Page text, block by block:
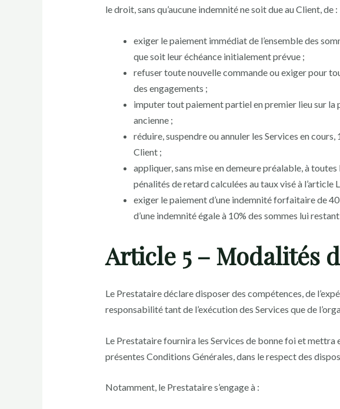
le droit, sans qu’aucune indemnité ne soit due au Client, de :
exiger le paiement immédiat de l’ensemble des
que soit leur échéance initialement prévue ;
refuser toute nouvelle commande ou exiger pour
des engagements ;
imputer tout paiement partiel en premier lieu sur la
ancienne ;
réduire, suspendre ou annuler les Services en
Client ;
appliquer, sans mise en demeure préalable, à
pénalités de retard calculées au taux visé à
exiger le paiement d’une indemnité forfaitaire de
d’une indemnité égale à 10% des sommes lui
Article 5 – Modalités
Le Prestataire déclare disposer des compétences, de
responsabilité tant de l’exécution des Services que de
Le Prestataire fournira les Services de bonne foi et
présentes Conditions Générales, dans le respect des
Notamment, le Prestataire s’engage à :